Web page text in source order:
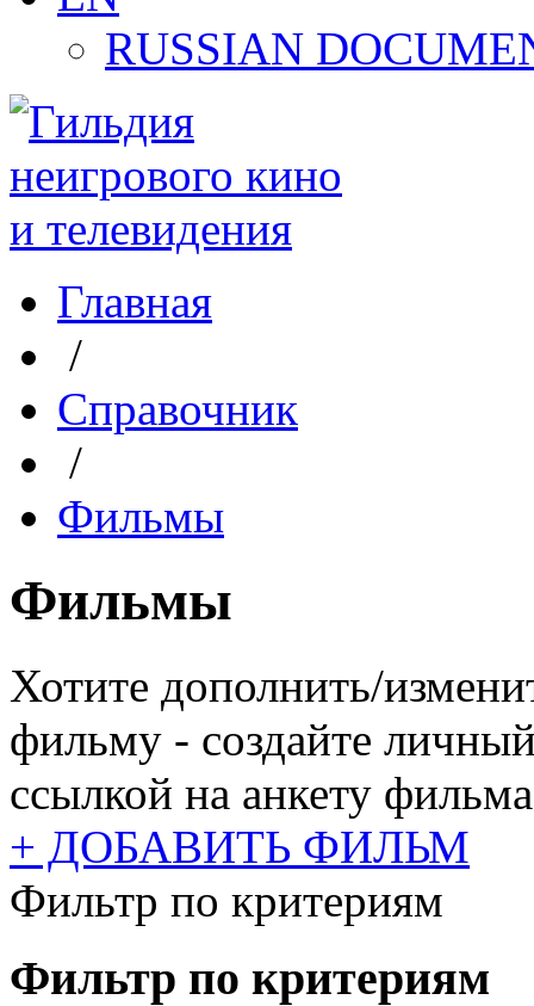
RUSSIAN
Главная
/
Справочник
/
Фильмы
Фильмы
Хотите дополнить/
фильму - создайте
ссылкой на анкету
+ ДОБАВИТЬ ФИЛЬМ
Фильтр по критериям
Фильтр по критериям